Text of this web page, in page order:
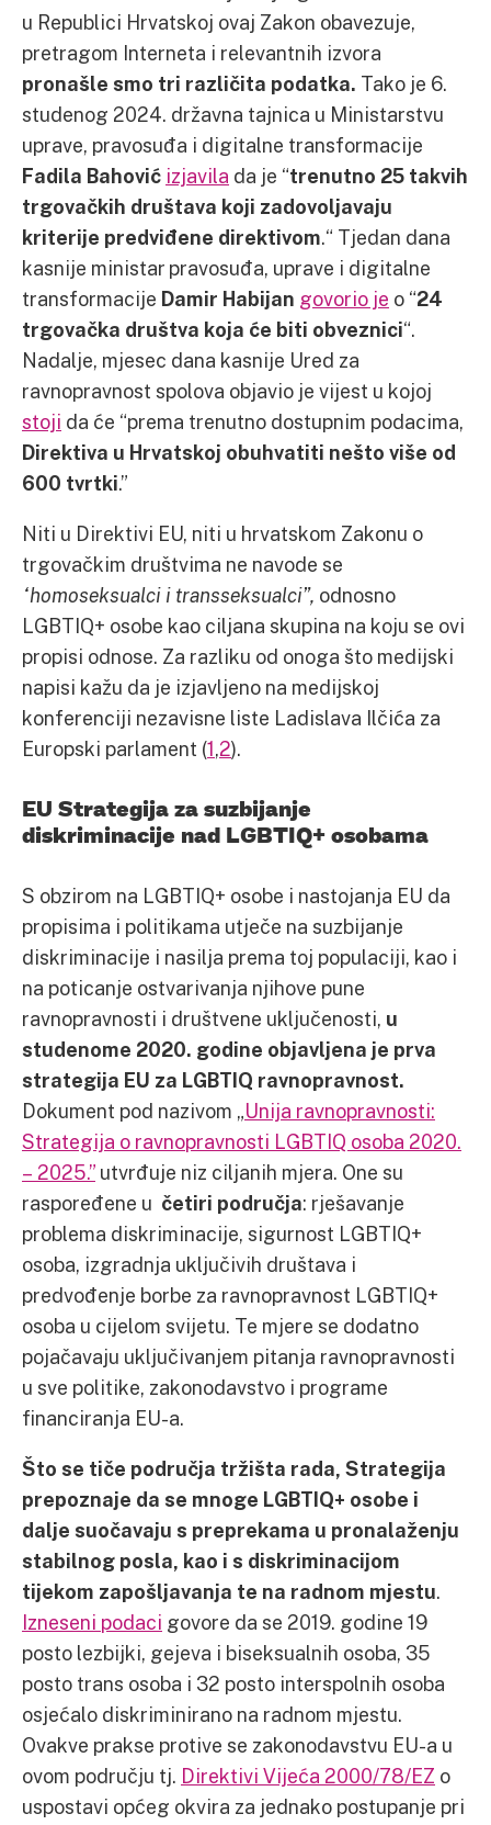
u Republici Hrvatskoj ovaj Zakon obavezuje,
pretragom Interneta i relevantnih izvora
pronašle smo tri različita podatka. Tako je 6.
studenog 2024. državna tajnica u Ministarstvu
uprave, pravosuđa i digitalne transformacije
Fadila Bahović izjavila da je “trenutno 25 takvih
trgovačkih društava koji zadovoljavaju
kriterije predviđene direktivom.“ Tjedan dana
kasnije ministar pravosuđa, uprave i digitalne
transformacije Damir Habijan govorio je o “24
trgovačka društva koja će biti obveznici“.
Nadalje, mjesec dana kasnije Ured za
ravnopravnost spolova objavio je vijest u kojoj
stoji da će “prema trenutno dostupnim podacima,
Direktiva u Hrvatskoj obuhvatiti nešto više od
600 tvrtki.”
Niti u Direktivi EU, niti u hrvatskom Zakonu o
trgovačkim društvima ne navode se
“homoseksualci i transseksualci”, odnosno
LGBTIQ+ osobe kao ciljana skupina na koju se ovi
propisi odnose. Za razliku od onoga što medijski
napisi kažu da je izjavljeno na medijskoj
konferenciji nezavisne liste Ladislava Ilčića za
Europski parlament (1,2).
EU Strategija za suzbijanje
diskriminacije nad LGBTIQ+ osobama
S obzirom na LGBTIQ+ osobe i nastojanja EU da
propisima i politikama utječe na suzbijanje
diskriminacije i nasilja prema toj populaciji, kao i
na poticanje ostvarivanja njihove pune
ravnopravnosti i društvene uključenosti, u
studenome 2020. godine objavljena je prva
strategija EU za LGBTIQ ravnopravnost.
Dokument pod nazivom „Unija ravnopravnosti:
Strategija o ravnopravnosti LGBTIQ osoba 2020.
– 2025.” utvrđuje niz ciljanih mjera. One su
raspoređene u četiri područja: rješavanje
problema diskriminacije, sigurnost LGBTIQ+
osoba, izgradnja uključivih društava i
predvođenje borbe za ravnopravnost LGBTIQ+
osoba u cijelom svijetu. Te mjere se dodatno
pojačavaju uključivanjem pitanja ravnopravnosti
u sve politike, zakonodavstvo i programe
financiranja EU-a.
Što se tiče područja tržišta rada, Strategija
prepoznaje da se mnoge LGBTIQ+ osobe i
dalje suočavaju s preprekama u pronalaženju
stabilnog posla, kao i s diskriminacijom
tijekom zapošljavanja te na radnom mjestu.
Izneseni podaci govore da se 2019. godine 19
posto lezbijki, gejeva i biseksualnih osoba, 35
posto trans osoba i 32 posto interspolnih osoba
osjećalo diskriminirano na radnom mjestu.
Ovakve prakse protive se zakonodavstvu EU-a u
ovom području tj. Direktivi Vijeća 2000/78/EZ o
uspostavi općeg okvira za jednako postupanje pri